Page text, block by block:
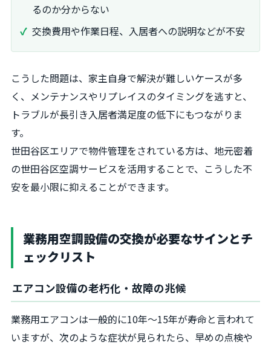
るのか分からない
交換費用や作業日程、入居者への説明などが不安
こうした問題は、家主自身で解決が難しいケースが多
く、メンテナンスやリプレイスのタイミングを逃すと、
トラブルが長引き入居者満足度の低下にもつながりま
す。
世田谷区エリアで物件管理をされている方は、地元密着
の世田谷区空調サービスを活用することで、こうした不
安を最小限に抑えることができます。
業務用空調設備の交換が必要なサインとチ
ェックリスト
エアコン設備の老朽化・故障の兆候
業務用エアコンは一般的に10年～15年が寿命と言われて
いますが、次のような症状が見られたら、早めの点検や